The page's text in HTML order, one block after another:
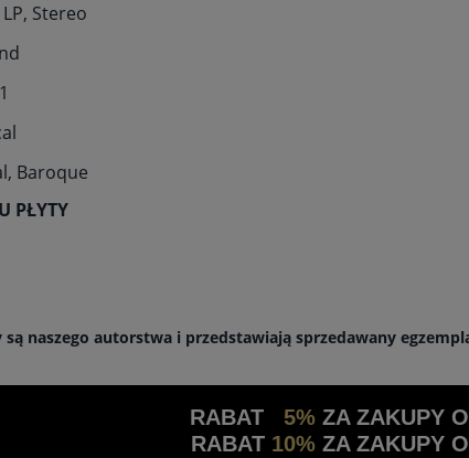
Stereo
Baroque
PŁYTY
są naszego autorstwa i przedstawiają sprzedawany
RABAT 5% ZA ZAKUPY
RABAT 10%ZA ZAKUPY